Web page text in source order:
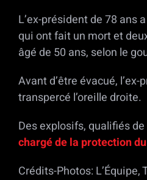
L’ex-président de 78 ans
qui ont fait un mort et
âgé de 50 ans, selon le
Avant d’être évacué,
transpercé l’oreille droite.
Des explosifs, qualifiés
chargé de la protection
Crédits-Photos: